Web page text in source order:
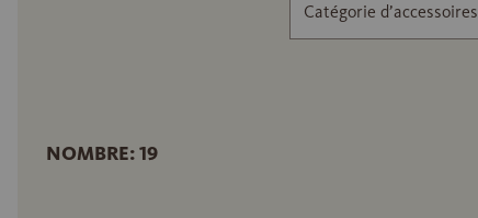
Catégorie d’accessoires
NOMBRE: 19